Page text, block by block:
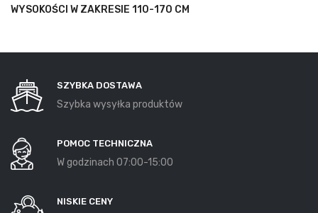
WYSOKOŚCI W ZAKRESIE 110-170 CM
SZYBKA DOSTAWA
Szybka wysyłka produktów
POMOC TECHNICZNA
W godzinach 07:00-15:00
NISKIE CENY